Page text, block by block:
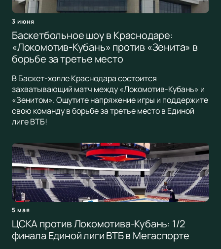
3 июня
Баскетбольное шоу в Краснодаре:
«Локомотив-Кубань» против «Зенита» в
борьбе за третье место
В Баскет-холле Краснодара состоится
захватывающий матч между «Локомотив-Кубань» и
«Зенитом». Ощутите напряжение игры и поддержите
свою команду в борьбе за третье место в Единой
лиге ВТБ!
5 мая
ЦСКА против Локомотива-Кубань: 1/2
финала Единой лиги ВТБ в Мегаспорте